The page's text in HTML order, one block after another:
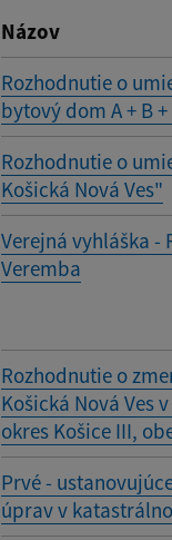
Názov
Rozhodnutie o
bytový dom A + B
Rozhodnutie o
Košická Nová Ves"
Verejná vyhláška
Veremba
Rozhodnutie o
Košická Nová Ves
okres Košice III,
Prvé -
úprav v